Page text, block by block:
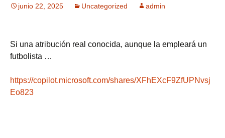
junio 22, 2025 Uncategorized admin
Si una atribución real conocida, aunque la empleará un
futbolista …
https://copilot.microsoft.com/shares/XFhEXcF9ZfUPNvsj
Eo823